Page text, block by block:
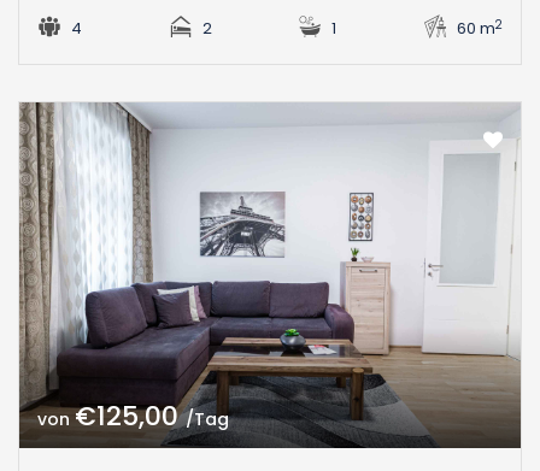
4 2 1 60 m2
von €125,00/Tag